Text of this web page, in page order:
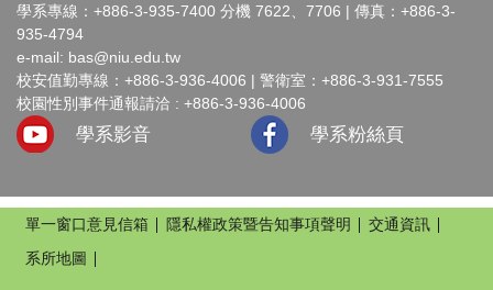
學系專線：+886-3-935-7400 分機 7622、7706 | 傳真：+886-3-
935-4794
e-mail: bas@niu.edu.tw
校安值勤專線：+886-3-936-4006 | 警衛室：+886-3-931-7555
校園性別事件通報請洽 : +886-3-936-4006
學系影音 學系粉絲頁
單一窗口意見信箱 隱私權政策暨告知事項聲明
交通資訊
系所地圖